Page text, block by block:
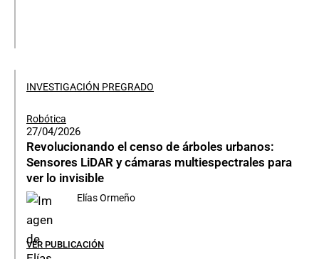
INVESTIGACIÓN PREGRADO
Robótica
27/04/2026
Revolucionando el censo de árboles urbanos:
Sensores LiDAR y cámaras multiespectrales para
ver lo invisible
Elías Ormeño
VER PUBLICACIÓN